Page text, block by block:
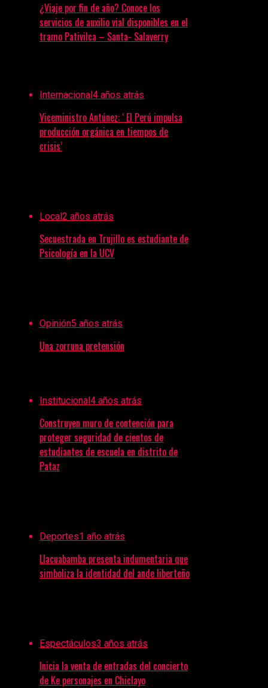
¿Viaje por fin de año? Conoce los
servicios de auxilio vial disponibles en el
tramo Pativilca – Santa- Salaverry
Internacional 4 años atrás
Viceministro Antúnez: ‘ El Perú impulsa
producción orgánica en tiempos de
crisis’
Local 2 años atrás
Secuestrada en Trujillo es estudiante de
Psicología en la UCV
Opinión5 años atrás
Una zorruna pretensión
Institucional 4 años atrás
Construyen muro de contención para
proteger seguridad de cientos de
estudiantes de escuela en distrito de
Pataz
Deportes1 año atrás
Llacuabamba presenta indumentaria que
simboliza la identidad del ande liberteño
Espectáculos3 años atrás
Inicia la venta de entradas del concierto
de Ke personajes en Chiclayo